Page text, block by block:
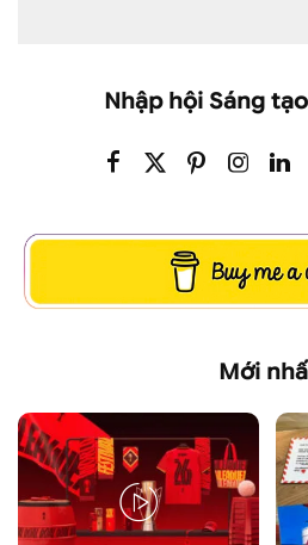
Nhập hội Sáng
Mới